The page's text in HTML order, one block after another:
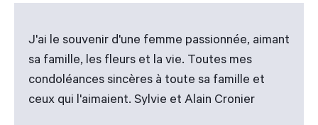
J'ai le souvenir d'une femme passionnée, aimant
sa famille, les fleurs et la vie. Toutes mes
condoléances sincères à toute sa famille et
ceux qui l'aimaient. Sylvie et Alain Cronier